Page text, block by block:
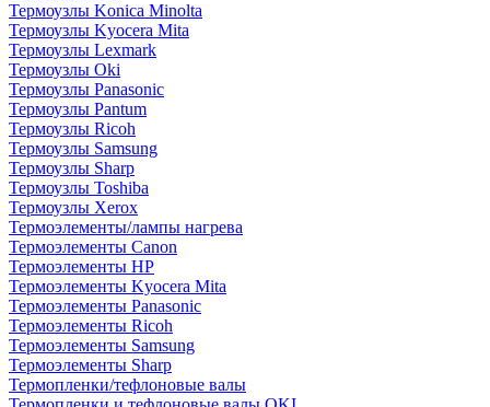
Термоузлы Konica Minolta
Термоузлы Kyocera Mita
Термоузлы Lexmark
Термоузлы Oki
Термоузлы Panasonic
Термоузлы Pantum
Термоузлы Ricoh
Термоузлы Samsung
Термоузлы Sharp
Термоузлы Toshiba
Термоузлы Xerox
Термоэлементы/лампы нагрева
Термоэлементы Canon
Термоэлементы HP
Термоэлементы Kyocera Mita
Термоэлементы Panasonic
Термоэлементы Ricoh
Термоэлементы Samsung
Термоэлементы Sharp
Термопленки/тефлоновые валы